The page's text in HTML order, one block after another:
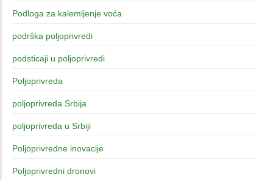
Podloga za kalemljenje voća
podrška poljoprivredi
podsticaji u poljoprivredi
Poljoprivreda
poljoprivreda Srbija
poljoprivreda u Srbiji
Poljoprivredne inovacije
Poljoprivredni dronovi